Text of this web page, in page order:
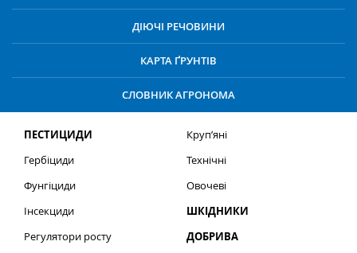
ДІЮЧІ РЕЧОВИНИ
КАРТА ҐРУНТІВ
СЛОВНИК АГРОНОМА
ПЕСТИЦИДИ
Гербіциди
Фунгіциди
Інсекциди
Регулятори росту
Круп’яні
Технічні
Овочеві
ШКІДНИКИ
ДОБРИВА